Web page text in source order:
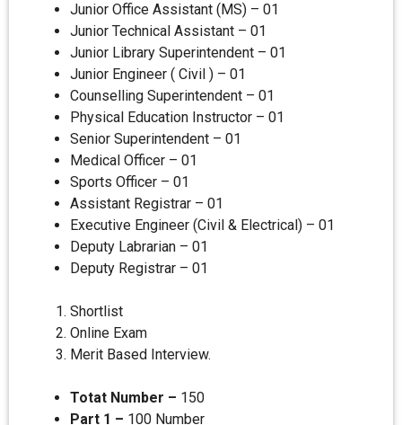
Junior Office Assistant (MS) – 01
Junior Technical Assistant – 01
Junior Library Superintendent – 01
Junior Engineer ( Civil ) – 01
Counselling Superintendent – 01
Physical Education Instructor – 01
Senior Superintendent – 01
Medical Officer – 01
Sports Officer – 01
Assistant Registrar – 01
Executive Engineer (Civil & Electrical) – 01
Deputy Labrarian – 01
Deputy Registrar – 01
Shortlist
Online Exam
Merit Based Interview.
Totat Number – 150
Part 1 – 100 Number